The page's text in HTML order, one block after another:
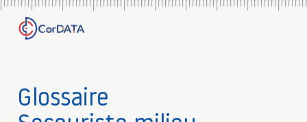
Glossaire